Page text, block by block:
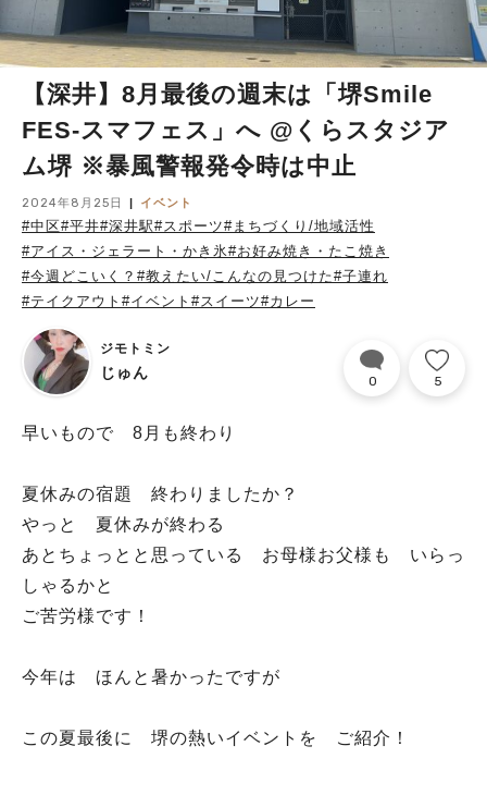
【深井】8月最後の週末は「堺Smile
FES-スマフェス」へ @くらスタジア
ム堺 ※暴風警報発令時は中止
2024年8月25日 イベント
#中区#平井#深井駅#スポーツ#まちづくり/地域活性
#アイス・ジェラート・かき氷#お好み焼き・たこ焼き
#今週どこいく？ #教えたい/こんなの見つけた#子連れ
#テイクアウト #イベント #スイーツ#カレー
ジモトミン
じゅん 0 5
早いもので 8月も終わり
夏休みの宿題 終わりましたか？
やっと 夏休みが終わる
あとちょっとと思っている お母様お父様も いらっ
しゃるかと
ご苦労様です！
今年は ほんと暑かったですが
この夏最後に 堺の熱いイベントを ご紹介！